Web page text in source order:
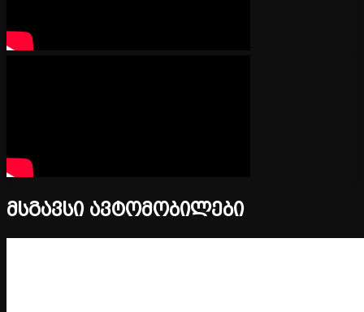
მსგავსი ავტომობილები